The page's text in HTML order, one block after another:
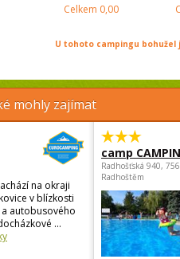
Celkem 0,00
U tohoto campingu
mohly zajímat
na okraji
v blízkosti
autobusového
...
camp
Radhošťská 940,
Radhoštěm